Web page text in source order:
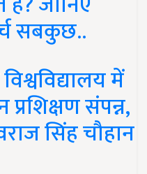
सबकुछ..
में
संपन्न,
सिंह चौहान